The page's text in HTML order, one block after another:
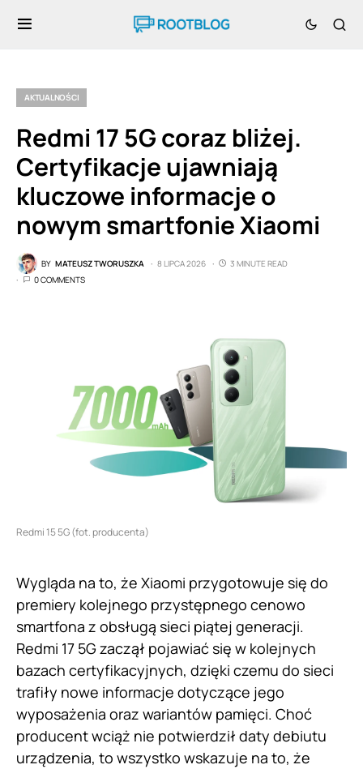
AKTUALNOŚCI
Redmi 17 5G coraz bliżej.
Certyfikacje ujawniają
kluczowe informacje o
nowym smartfonie Xiaomi
BY MATEUSZ TWORUSZKA 8 LIPCA 2026
3 MINUTE READ
0 COMMENTS
Redmi 15 5G (fot. producenta)
Wygląda na to, że Xiaomi przygotowuje się do
premiery kolejnego przystępnego cenowo
smartfona z obsługą sieci piątej generacji.
Redmi 17 5G zaczął pojawiać się w kolejnych
bazach certyfikacyjnych, dzięki czemu do sieci
trafiły nowe informacje dotyczące jego
wyposażenia oraz wariantów pamięci. Choć
producent wciąż nie potwierdził daty debiutu
urządzenia, to wszystko wskazuje na to, że